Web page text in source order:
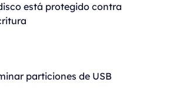
está protegido contra
particiones de USB